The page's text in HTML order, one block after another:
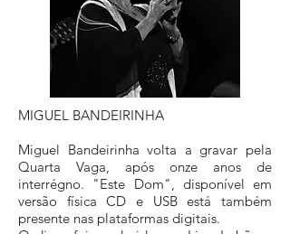
MIGUEL BANDEIRINHA
Miguel Bandeirinha volta a gravar pela
Quarta Vaga, após onze anos de
interrégno. "Este Dom", disponível em
versão física CD e USB está também
presente nas plataformas digitais.